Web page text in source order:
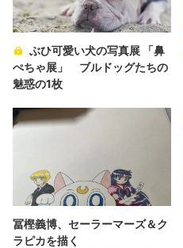
ぶひ可愛い犬の写真展 「鼻
ぺちゃ展」 ブルドッグたちの
魅惑の1枚
冨樫義博、セーラーマーズ＆ク
ラピカを描く